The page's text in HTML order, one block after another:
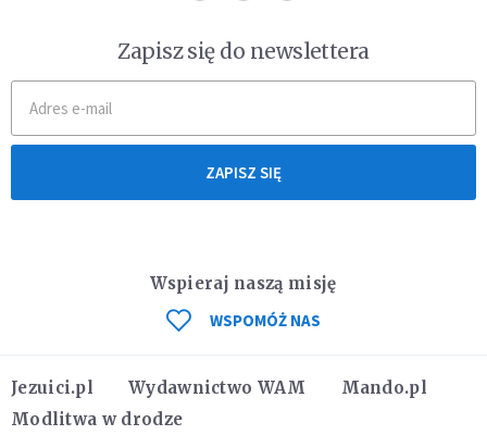
Zapisz się do newslettera
ZAPISZ SIĘ
Jezuici.pl Wydawnictwo WAM
Mando.pl
Modlitwa w drodze
Wspieraj naszą misję
WSPOMÓŻ NAS